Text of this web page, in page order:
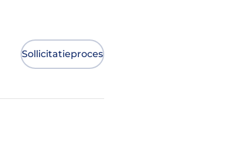
Sollicitatieproces